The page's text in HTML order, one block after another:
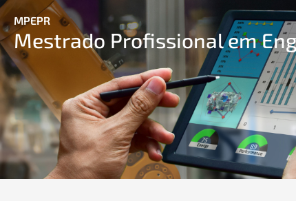
Ir
para
o
conteúdo
MPEPR
Mestrado Profissional em